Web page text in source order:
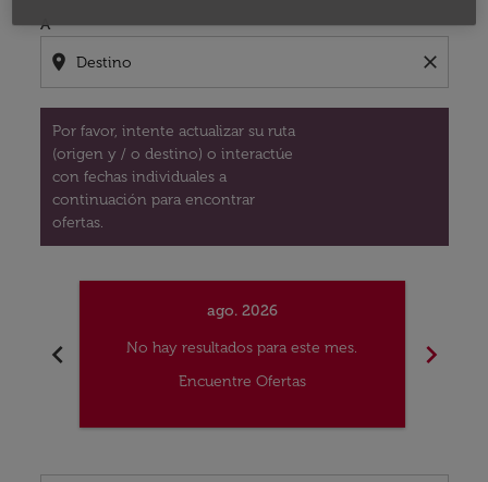
A
location_on close
Por favor, intente actualizar su ruta
(origen y / o destino) o interactúe
con fechas individuales a
continuación para encontrar
ofertas.
chevron_left
ago. 2026
No hay resultados para este mes.
Encuentre Ofertas
chevron_right